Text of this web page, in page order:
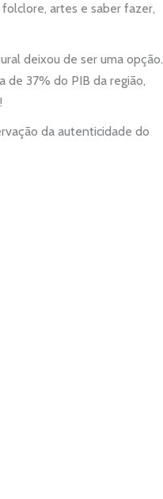
artes e saber fazer,
deixou de ser uma opção.
de 37% do PIB da região,
da autenticidade do